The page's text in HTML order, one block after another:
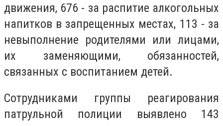
движения, 676 - за распитие алкогольных
напитков в запрещенных местах, 113 - за
невыполнение родителями или лицами,
их заменяющими, обязанностей,
связанных с воспитанием детей.
Сотрудниками группы реагирования
патрульной полиции выявлено 143